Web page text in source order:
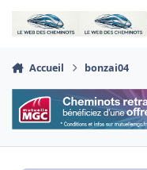
Aller au contenu
Accueil bonzai04